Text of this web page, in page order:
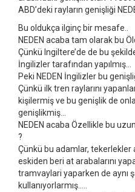
ABD’deki rayların genişliği
Bu oldukça ilginç bir mesafe..
NEDEN acaba tam olarak bu
Çünkü Ingiltere’de de bu
İngilizler tarafından yapılmış…
Peki NEDEN İngilizler bu
Çünkü ilk tren raylarını
kişilermiş ve bu genişlik de
genişlikmiş…
NEDEN acaba Özellikle bu
?
Çünkü bu adamlar,
eskiden beri at arabalarını
tramvaylari yaparken de aynı
kullanıyorlarmış…..